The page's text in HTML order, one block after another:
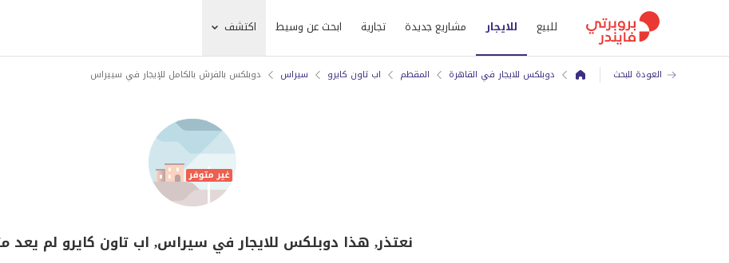
للبيع للايجار مشاريع جديدة تجارية ابحث عن وسيط اكتشف
العودة للبحث دوبلكس للايجار في القاهرة المقطم اب تاون كايرو سيراس دوبلكس بالفرش بالكامل للإيجار في سييراس
نعتذر, هذا دوبلكس للايجار في سيراس, اب تاون كايرو لم يعد